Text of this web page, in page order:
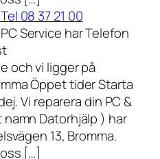
08 37 21 00
Service har Telefon
och vi ligger på
Öppet tider Starta
Vi reparera din PC &
Datorhjälp ) har
13, Bromma.
[…]